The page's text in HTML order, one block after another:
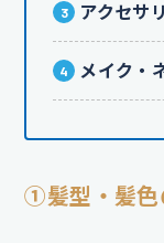
アクセサ
メイク・
①髪型・髪色